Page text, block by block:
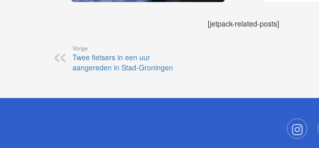
[jetpack-related-posts]
Vorige
Twee fietsers in een uur
aangereden in Stad-Groningen